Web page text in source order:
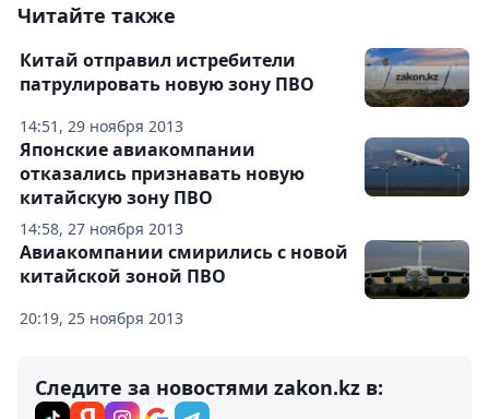
Читайте также
14:51, 29 ноября 2013
Китай отправил истребители
патрулировать новую зону ПВО
14:58, 27 ноября 2013
Японские авиакомпании
отказались признавать новую
китайскую зону ПВО
20:19, 25 ноября 2013
Авиакомпании смирились с новой
китайской зоной ПВО
Следите за новостями zakon.kz в: